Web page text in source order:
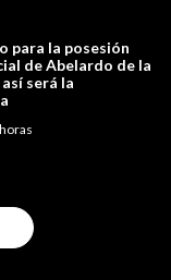
para la posesión
de Abelardo de la
será la